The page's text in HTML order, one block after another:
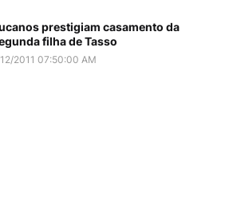
prestigiam casamento da
filha de Tasso
2011 07:50:00 AM